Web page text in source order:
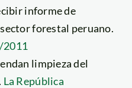
informe de
forestal peruano.
2011
limpieza del
La República